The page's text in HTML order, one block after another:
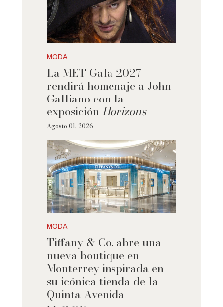
MODA
La MET Gala 2027
rendirá homenaje a John
Galliano con la
exposición Horizons
Agosto 01, 2026
MODA
Tiffany & Co. abre una
nueva boutique en
Monterrey inspirada en
su icónica tienda de la
Quinta Avenida